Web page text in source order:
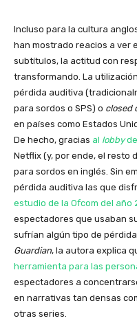
Incluso para la cultura
han mostrado reacios a ver
subtítulos, la actitud con
transformando. La
pérdida auditiva
para sordos o SPS) o closed
en países como Estados
De hecho, gracias al lobby
Netflix (y, por ende, el resto
para sordos en inglés. Sin
pérdida auditiva las que
estudio de la Ofcom del año
espectadores que usaban
sufrían algún tipo de
Guardian, la autora explica
herramienta para las
espectadores a
en narrativas tan densas
otras series.